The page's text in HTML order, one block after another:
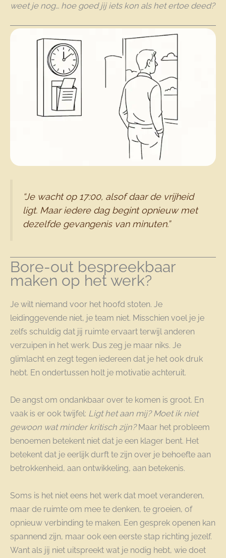
weet je nog… hoe goed jij iets kon als het ertoe deed?
“Je wacht op 17:00, alsof daar de vrijheid
ligt. Maar iedere dag begint opnieuw met
dezelfde gevangenis van minuten.”
Bore-out bespreekbaar
maken op het werk?
Je wilt niemand voor het hoofd stoten. Je
leidinggevende niet, je team niet. Misschien voel je je
zelfs schuldig dat jij ruimte ervaart terwijl anderen
verzuipen in het werk. Dus zeg je maar niks. Je
glimlacht en zegt tegen iedereen dat je het ook druk
hebt. En ondertussen holt je motivatie achteruit.
De angst om ondankbaar over te komen is groot. En
vaak is er ook twijfel: Ligt het aan mij? Moet ik niet
gewoon wat minder kritisch zijn?Maar het probleem
benoemen betekent niet dat je een klager bent. Het
betekent dat je eerlijk durft te zijn over je behoefte aan
betrokkenheid, aan ontwikkeling, aan betekenis.
Soms is het niet eens het werk dat moet veranderen,
maar de ruimte om mee te denken, te groeien, of
opnieuw verbinding te maken. Een gesprek openen kan
spannend zijn, maar ook een eerste stap richting jezelf.
Want als jij niet uitspreekt wat je nodig hebt, wie doet